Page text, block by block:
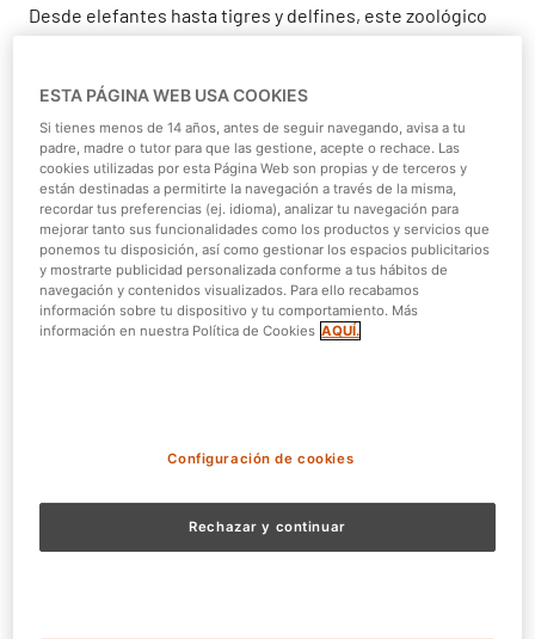
Desde elefantes hasta tigres y delfines, este zoológico
ofrece una amplia gama de animales en hábitats
bienestar de los animales.
Atlantis Aquarium
ESTA PÁGINA WEB USA COOKIES
Si tienes menos de 14 años, antes de seguir navegando, avisa a tu
padre, madre o tutor para que las gestione, acepte o rechace. Las
cookies utilizadas por esta Página Web son propias y de terceros y
están destinadas a permitirte la navegación a través de la misma,
recordar tus preferencias (ej. idioma), analizar tu navegación para
mejorar tanto sus funcionalidades como los productos y servicios que
ponemos tu disposición, así como gestionar los espacios publicitarios
y mostrarte publicidad personalizada conforme a tus hábitos de
navegación y contenidos visualizados. Para ello recabamos
información sobre tu dispositivo y tu comportamiento. Más
información en nuestra Política de Cookies AQUÍ.
Configuración de cookies
Rechazar y continuar